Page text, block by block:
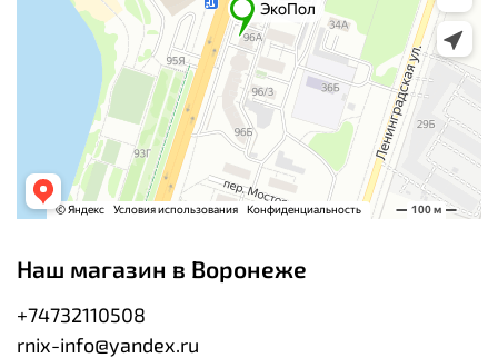
Наш магазин в Воронеже
+74732110508
rnix-info@yandex.ru